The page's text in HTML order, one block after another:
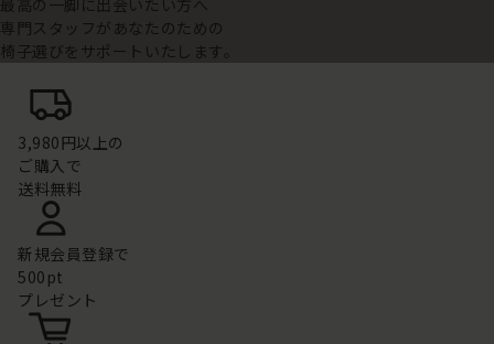
最高の一脚に出会いたい方へ
専門スタッフがあなたのための
椅子選びをサポートいたします。
3,980円以上の
ご購入で
送料無料
新規会員登録で
500pt
プレゼント